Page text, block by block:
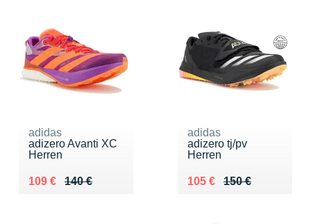
adidas
adizero Avanti XC
Herren
140 €
Au lieu de 140 €
109 €
Vendu 109 €
adidas
adizero tj/pv
Herren
150 €
Au lieu de 150 €
105 €
Vendu 105 €